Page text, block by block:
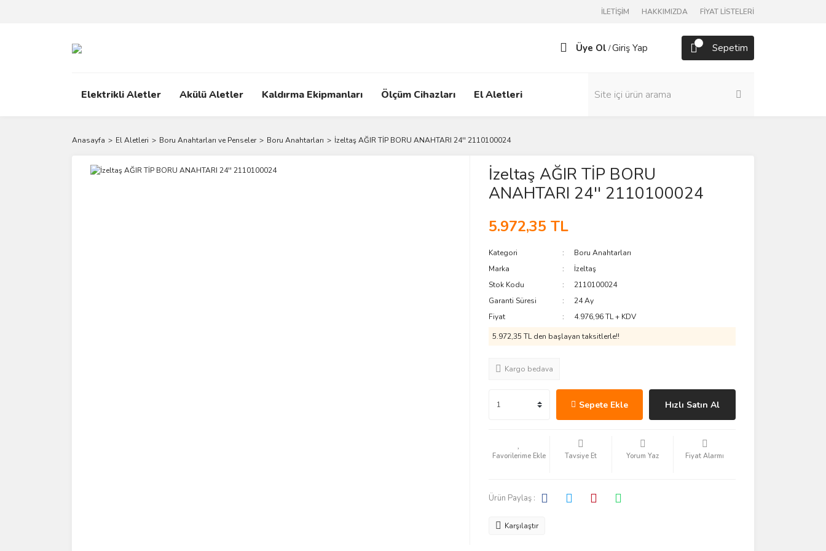
İLETİŞİM HAKKIMIZDA FİYAT LİSTELERİ
Üye Ol /Giriş Yap Sepetim
Elektrikli Aletler Akülü Aletler Kaldırma Ekipmanları Ölçüm Cihazları El Aletleri
Anasayfa El Aletleri Boru Anahtarları ve Penseler Boru Anahtarları İzeltaş AĞIR TİP BORU ANAHTARI 24'' 2110100024
İzeltaş AĞIR TİP BORU
ANAHTARI 24'' 2110100024
5.972,35 TL
Kategori
Boru Anahtarları
Marka
İzeltaş
Stok Kodu
2110100024
Garanti Süresi
24 Ay
Fiyat
4.976,96 TL + KDV
5.972,35 TL den başlayan taksitlerle!!
Kargo bedava
Sepete Ekle Hızlı Satın Al
Tavsiye Et Yorum Yaz Fiyat Alarmı
Ürün Paylaş :
Karşılaştır